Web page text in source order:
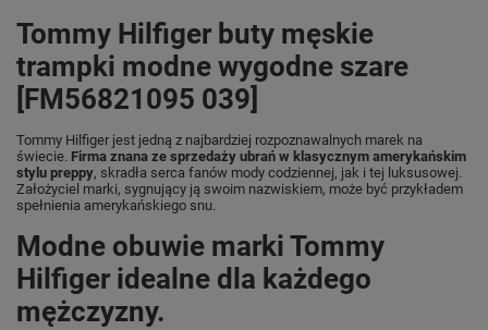
Tommy Hilfiger buty męskie
trampki modne wygodne szare
[FM56821095 039]
Tommy Hilfiger jest jedną z najbardziej rozpoznawalnych marek na
świecie. Firma znana ze sprzedaży ubrań w klasycznym amerykańskim
stylu preppy, skradła serca fanów mody codziennej, jak i tej luksusowej.
Założyciel marki, sygnujący ją swoim nazwiskiem, może być przykładem
spełnienia amerykańskiego snu.
Modne obuwie marki Tommy
Hilfiger idealne dla każdego
mężczyzny.